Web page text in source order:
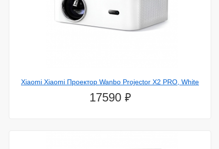
Xiaomi Xiaomi Проектор Wanbo Projector X2 PRO, White
17590 ⃏